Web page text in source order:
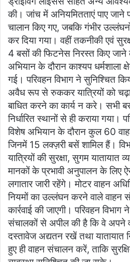
की। जांच में अनियमितताएं पाए
चालान किए गए, जबकि गंभीर
कर दिया गया। वहीं तकनीकी एवं
4 बसों की फिटनेस निरस्त किए
अभियान के दौरान काश्यप धर्मशाला
गई। परिवहन विभाग ने सुनिश्चित
अवैध रूप से रुककर यात्रियों को
बाधित करने का कार्य न करे। सभी
निर्धारित स्थानों से ही कराया गया।
विशेष अभियान के दौरान कुल 60
जिनमें 15 लक्ज़री बसें शामिल हैं।
यात्रियों की सुरक्षा, सुगम यातायात
मानकों के प्रभावी अनुपालन के लिए
लगातार जारी रहेंगे। मोटर वाहन
नियमों का उल्लंघन करने वाले वाहन
कार्रवाई की जाएगी। परिवहन विभाग
संचालकों से अपील की है कि वे अपने
दस्तावेज अद्यतन रखें तथा यातायात
हुए ही वाहन संचालन करें, ताकि